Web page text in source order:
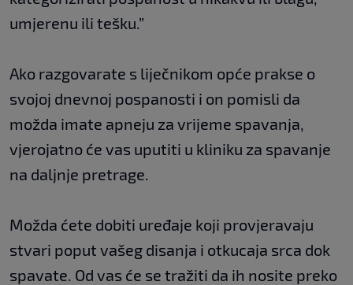
umjerenu ili tešku.”
Ako razgovarate s liječnikom opće prakse o
svojoj dnevnoj pospanosti i on pomisli da
možda imate apneju za vrijeme spavanja,
vjerojatno će vas uputiti u kliniku za spavanje
na daljnje pretrage.
Možda ćete dobiti uređaje koji provjeravaju
stvari poput vašeg disanja i otkucaja srca dok
spavate. Od vas će se tražiti da ih nosite preko